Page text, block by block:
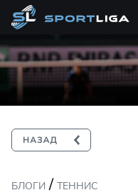
БЛОГИ / ТЕННИС